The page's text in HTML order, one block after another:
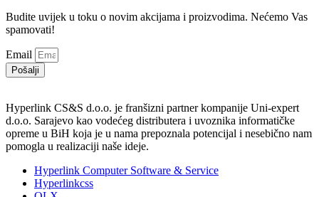
Budite uvijek u toku o novim akcijama i proizvodima. Nećemo Vas
spamovati!
Email
Pošalji
Hyperlink CS&S d.o.o. je franšizni partner kompanije Uni-expert
d.o.o. Sarajevo kao vodećeg distributera i uvoznika informatičke
opreme u BiH koja je u nama prepoznala potencijal i nesebično nam
pomogla u realizaciji naše ideje.
Hyperlink Computer Software & Service
Hyperlinkcss